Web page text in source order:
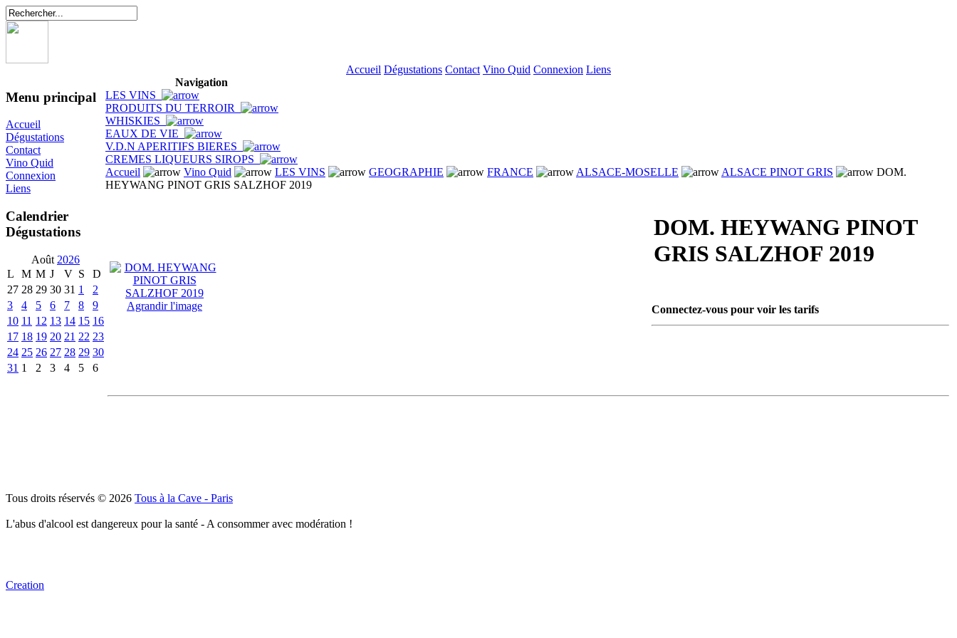
Accueil Dégustations Contact Vino Quid Connexion Liens
Menu principal
Accueil
Dégustations
Contact
Vino Quid
Connexion
Liens
Calendrier
Dégustations
Août 2026
L
M M J V S
D
27 28 29 30 31 1
2
3
4 5 6 7 8
9
10 11 12 13 14 15 16
17 18 19 20 21 22 23
24 25 26 27 28 29 30
31 1 2 3 4 5 6
Navigation
LES VINS
PRODUITS DU TERROIR
WHISKIES
EAUX DE VIE
V.D.N APERITIFS BIERES
CREMES LIQUEURS SIROPS
Accueil
Vino Quid LES VINS GEOGRAPHIE FRANCE ALSACE-MOSELLE ALSACE PINOT GRIS
DOM.
HEYWANG PINOT GRIS SALZHOF 2019
Agrandir l'image
DOM. HEYWANG PINOT
GRIS SALZHOF 2019
Connectez-vous pour voir les tarifs
Tous droits réservés © 2026 Tous à la Cave - Paris
L'abus d'alcool est dangereux pour la santé - A consommer avec modération !
Creation